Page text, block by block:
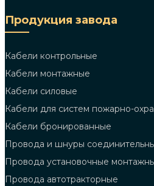
Продукция завода
Кабели контрольные
Кабели монтажные
Кабели силовые
Кабели для систем пожарно-
Кабели бронированные
Провода и шнуры
Провода установочные
Провода автотракторные